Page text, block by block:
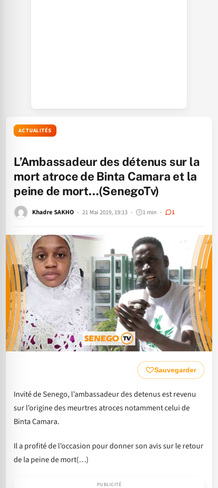
ACTUALITÉS
L’Ambassadeur des détenus sur la
mort atroce de Binta Camara et la
peine de mort…(SenegoTv)
Khadre SAKHO 21 Mai 2019, 19:13 1 min 1
Sauvegarder
Invité de Senego, l’ambassadeur des detenus est revenu
sur l’origine des meurtres atroces notamment celui de
Binta Camara.
Il a profité de l’occasion pour donner son avis sur le retour
de la peine de mort(…)